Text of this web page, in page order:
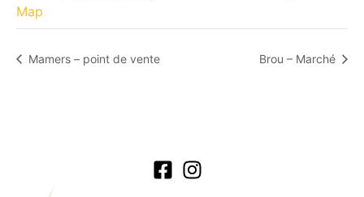
Map
Mamers – point de vente Brou – Marché